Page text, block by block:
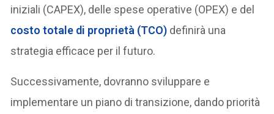
iniziali (CAPEX), delle spese operative (OPEX) e del
costo totale di proprietà (TCO) definirà una
strategia efficace per il futuro.
Successivamente, dovranno sviluppare e
implementare un piano di transizione, dando priorità